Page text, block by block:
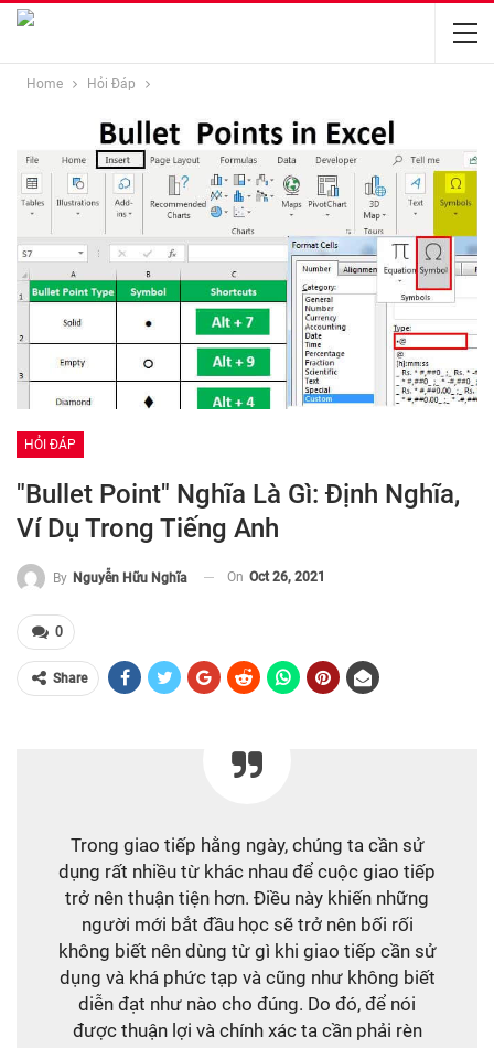
Home Hỏi Đáp
HỎI ĐÁP
"Bullet Point" Nghĩa Là Gì: Định Nghĩa,
Ví Dụ Trong Tiếng Anh
By Nguyễn Hữu Nghĩa On Oct 26, 2021
0
Share
Trong giao tiếp hằng ngày, chúng ta cần sử
dụng rất nhiều từ khác nhau để cuộc giao tiếp
trở nên thuận tiện hơn. Điều này khiến những
người mới bắt đầu học sẽ trở nên bối rối
không biết nên dùng từ gì khi giao tiếp cần sử
dụng và khá phức tạp và cũng như không biết
diễn đạt như nào cho đúng. Do đó, để nói
được thuận lợi và chính xác ta cần phải rèn